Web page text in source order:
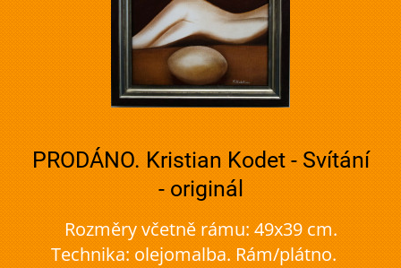
PRODÁNO. Kristian Kodet - Svítání
- originál
Rozměry včetně rámu: 49x39 cm.
Technika: olejomalba. Rám/plátno.